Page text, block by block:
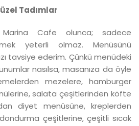
Tadımlar
Cafe olunca; sadece
yeterli olmaz. Menüsünü
tavsiye ederim. Çünkü menüdeki
nasılsa, masanıza da öyle
mezelere, hamburger
salata çeşitlerinden köfte
diyet menüsüne, kreplerden
çeşitlerine, çeşitli sıcak